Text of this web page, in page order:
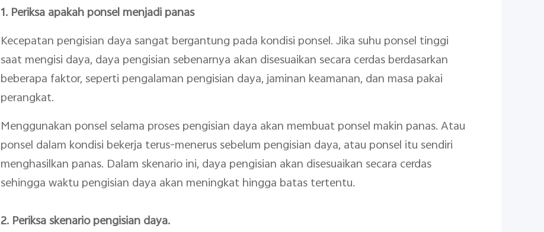
1. Periksa apakah ponsel menjadi panas
Kecepatan pengisian daya sangat bergantung pada kondisi ponsel. Jika suhu ponsel tinggi
saat mengisi daya, daya pengisian sebenarnya akan disesuaikan secara cerdas berdasarkan
beberapa faktor, seperti pengalaman pengisian daya, jaminan keamanan, dan masa pakai
perangkat.
Menggunakan ponsel selama proses pengisian daya akan membuat ponsel makin panas. Atau
ponsel dalam kondisi bekerja terus-menerus sebelum pengisian daya, atau ponsel itu sendiri
menghasilkan panas. Dalam skenario ini, daya pengisian akan disesuaikan secara cerdas
sehingga waktu pengisian daya akan meningkat hingga batas tertentu.
2. Periksa skenario pengisian daya.